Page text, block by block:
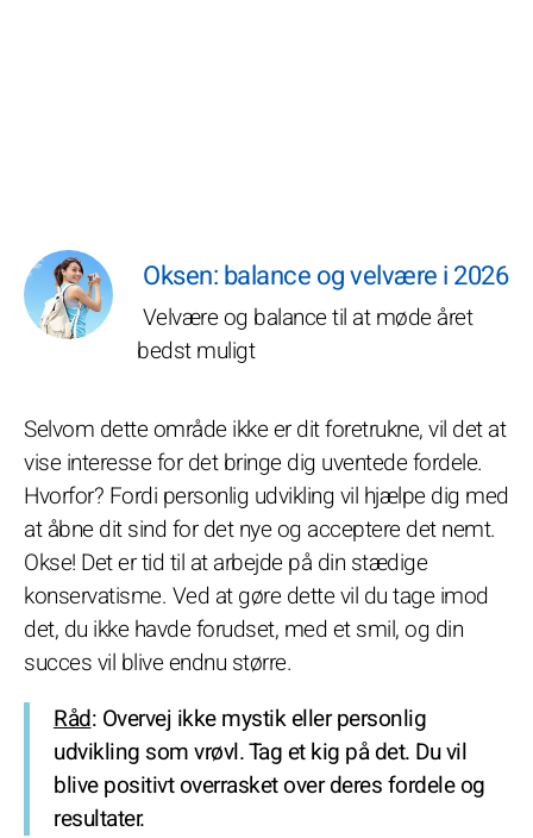
Oksen: balance og velvære i 2026
Velvære og balance til at møde året
bedst muligt
Selvom dette område ikke er dit foretrukne, vil det at
vise interesse for det bringe dig uventede fordele.
Hvorfor? Fordi personlig udvikling vil hjælpe dig med
at åbne dit sind for det nye og acceptere det nemt.
Okse! Det er tid til at arbejde på din stædige
konservatisme. Ved at gøre dette vil du tage imod
det, du ikke havde forudset, med et smil, og din
succes vil blive endnu større.
Råd: Overvej ikke mystik eller personlig
udvikling som vrøvl. Tag et kig på det. Du vil
blive positivt overrasket over deres fordele og
resultater.